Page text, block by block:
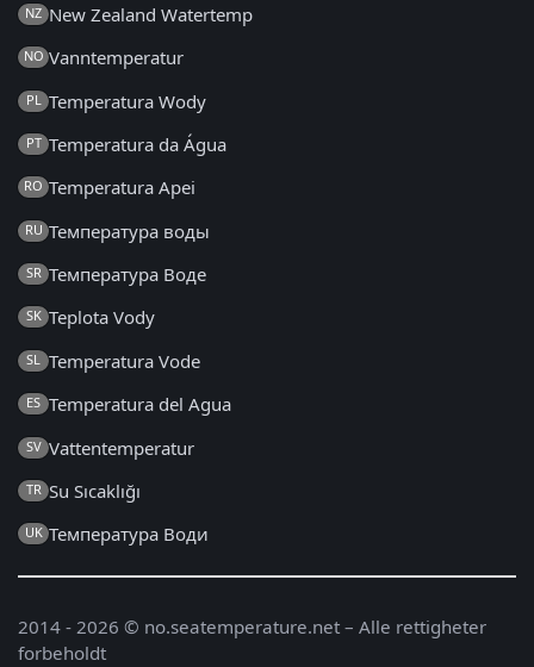
NZ New Zealand Watertemp
NO Vanntemperatur
PL Temperatura Wody
PT Temperatura da Água
RO Temperatura Apei
RU Температура воды
SR Температура Воде
SK Teplota Vody
SL Temperatura Vode
ES Temperatura del Agua
SV Vattentemperatur
TR Su Sıcaklığı
UK Температура Води
2014 - 2026 © no.seatemperature.net – Alle rettigheter
forbeholdt